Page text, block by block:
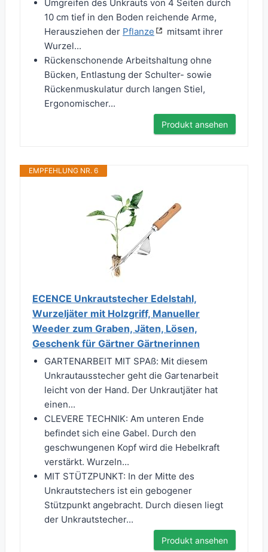
Umgreifen des Unkrauts von 4 Seiten durch
10 cm tief in den Boden reichende Arme,
Herausziehen der Pflanze
mitsamt ihrer
Wurzel...
Rückenschonende Arbeitshaltung ohne
Bücken, Entlastung der Schulter- sowie
Rückenmuskulatur durch langen Stiel,
Ergonomischer...
Produkt ansehen
EMPFEHLUNG NR. 6
ECENCE Unkrautstecher Edelstahl,
Wurzeljäter mit Holzgriff, Manueller
Weeder zum Graben, Jäten, Lösen,
Geschenk für Gärtner Gärtnerinnen
GARTENARBEIT MIT SPAß: Mit diesem
Unkrautausstecher geht die Gartenarbeit
leicht von der Hand. Der Unkrautjäter hat
einen...
CLEVERE TECHNIK: Am unteren Ende
befindet sich eine Gabel. Durch den
geschwungenen Kopf wird die Hebelkraft
verstärkt. Wurzeln...
MIT STÜTZPUNKT: In der Mitte des
Unkrautstechers ist ein gebogener
Stützpunkt angebracht. Durch diesen liegt
der Unkrautstecher...
Produkt ansehen